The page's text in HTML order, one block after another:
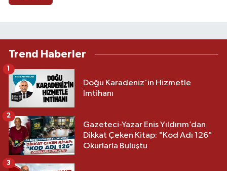
Trend Haberler
Doğu Karadeniz'in Hizmetle
İmtihanı
Gazeteci-Yazar Enis Yıldırım’dan
Dikkat Çeken Kitap: "Kod Adı 126"
Okurlarla Buluştu
2
3